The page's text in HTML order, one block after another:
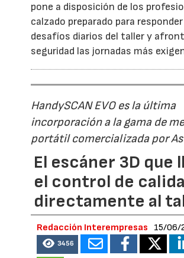
pone a disposición de los
calzado preparado para
desafíos diarios del taller y
seguridad las jornadas más
HandySCAN EVO es la última
incorporación a la gama de
portátil comercializada por
El escáner 3D que
el control de
directamente al
Redacción Interempresas 15/06/
3456